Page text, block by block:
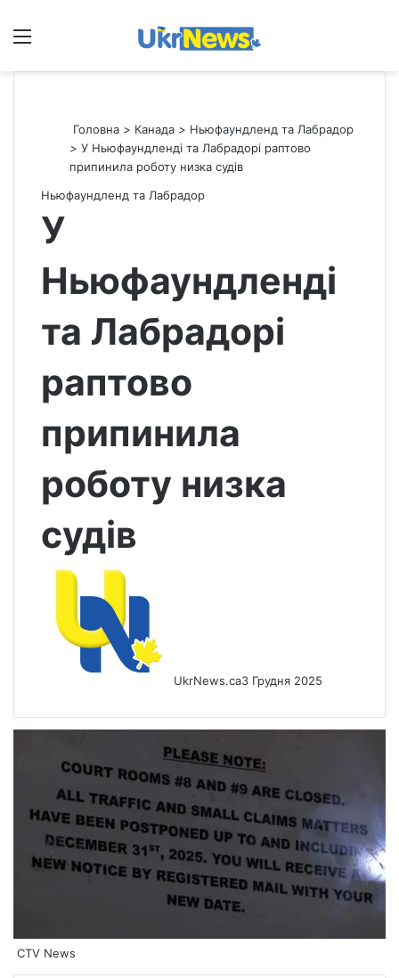
Меню
Головна > Канада > Ньюфаундленд та Лабрадор
> У Ньюфаундленді та Лабрадорі раптово
припинила роботу низка судів
Ньюфаундленд та Лабрадор
У
Ньюфаундленді
та Лабрадорі
раптово
припинила
роботу низка
судів
UkrNews.ca3 Грудня 2025
CTV News